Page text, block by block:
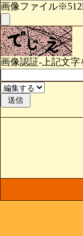
画像ファイル
画像認証-上記文